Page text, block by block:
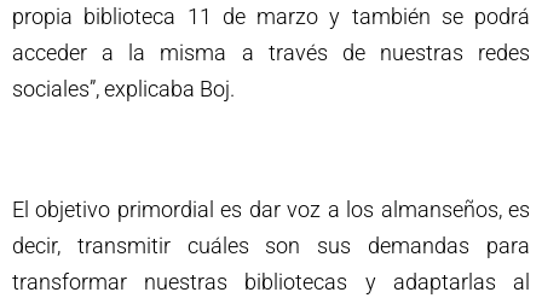
propia biblioteca 11 de marzo y también se podrá
acceder a la misma a través de nuestras redes
sociales”, explicaba Boj.
El objetivo primordial es dar voz a los almanseños, es
decir, transmitir cuáles son sus demandas para
transformar nuestras bibliotecas y adaptarlas al